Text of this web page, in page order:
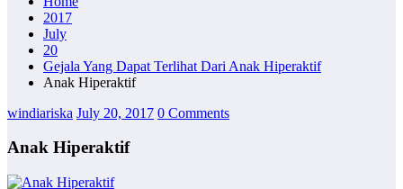
2017
July
20
Gejala Yang Dapat Terlihat Dari Anak Hiperaktif
Anak Hiperaktif
windiariska July 20, 2017 0 Comments
Anak Hiperaktif